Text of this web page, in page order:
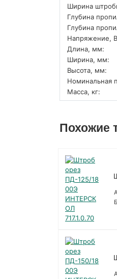
Ширина
Глубина
Глубина
Напряжение,
Длина, мм:
Ширина, мм:
Высота, мм:
Номинальная
Масса, кг:
Похожие